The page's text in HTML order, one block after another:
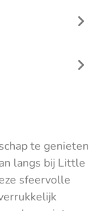
te genieten
langs bij Little
sfeervolle